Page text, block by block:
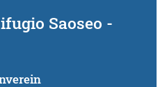
Saoseo -